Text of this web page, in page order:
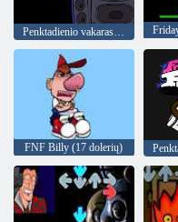
FNF Billy (17 dolerių)